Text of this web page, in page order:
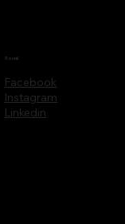
Facebook
Instagram
Linkedin
Social